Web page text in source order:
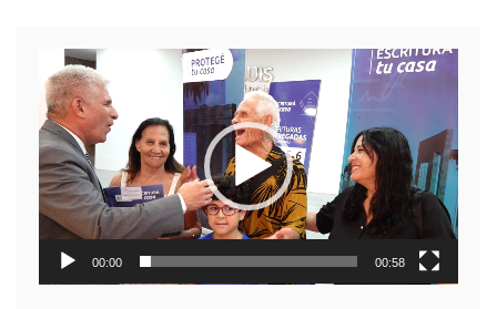
Reproductor
de
video
00:00 00:58